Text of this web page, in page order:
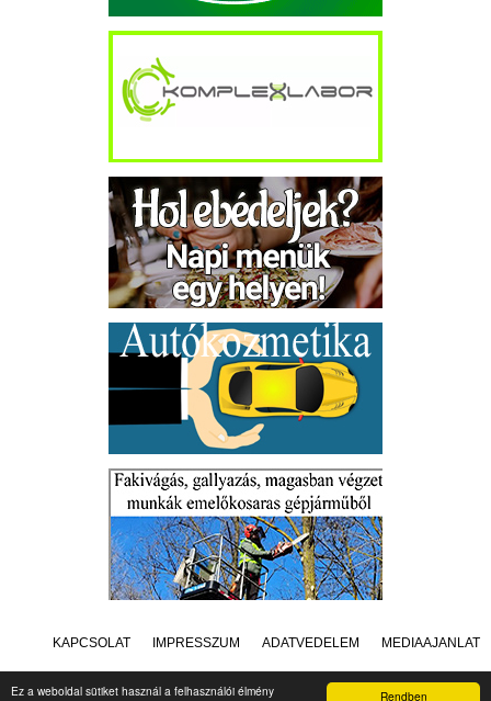
Rendben
Ez a weboldal sütiket használ a felhasználói élmény
KAPCSOLAT IMPRESSZUM ADATVÉDELEM MÉDIAAJÁNLAT